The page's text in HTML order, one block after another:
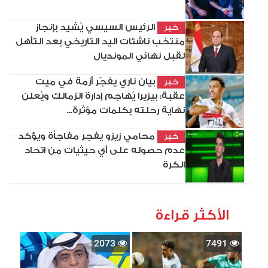
خبر
الرئيس السيسي يُشيد بإنجاز
منتخب ناشئات اليد التاريخي بعد التأهل
لقبل نهائي المونديال
خبر
بيان ناري يفجّر أزمة في ميت
عقبة: بيزيرا يُهاجم إدارة الزمالك ويُعلن
نهاية رحلته بكلمات مؤثرة...
خبر
محامي زيزو يفجر مفاجأة ويؤكد
عدم حصوله على أي حيثيات من اتحاد
الكرة
الأكثر قراءة
7491
2073